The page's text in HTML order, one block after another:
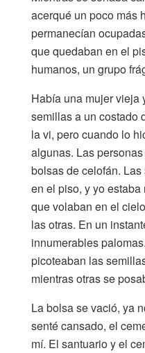
acerqué un poco más
permanecían
que quedaban en el
humanos, un grupo
Había una mujer vieja
semillas a un costado
la vi, pero cuando lo
algunas. Las
bolsas de celofán.
en el piso, y yo
que volaban en el
las otras. En un
innumerables
picoteaban las
mientras otras se
La bolsa se vació, ya
senté cansado, el
mí. El santuario y el